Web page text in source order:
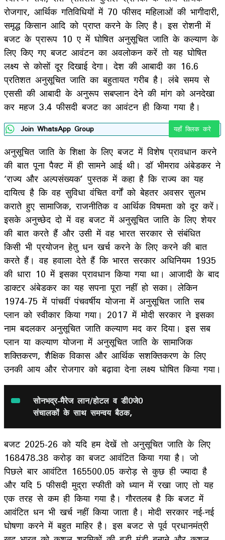
रोजगार, आर्थिक गतिविधियों में 70 फीसद महिलाओं की भागीदारी,
समृद्ध किसान आदि को प्राप्त करने के लिए है। इस रोशनी में
बजट के प्रारूप 10 ए में घोषित अनुसूचित जाति के कल्याण के
लिए किए गए बजट आवंटन का अवलोकन करें तो यह घोषित
लक्ष्य से कोसों दूर दिखाई देगा। देश की आबादी का 16.6
प्रतिशत अनुसूचित जाति का बहुतायत गरीब है। लंबे समय से
एससी की आबादी के अनुरूप सबप्लान देने की मांग को अनदेखा
कर महज 3.4 फीसदी बजट का आवंटन ही किया गया है।
Join WhatsApp Group यहाँ क्लिक करे
अनुसूचित जाति के शिक्षा के लिए बजट में विशेष प्रावधान करने
की बात पूना पैक्ट में ही सामने आई थी। डॉ भीमराव अंबेडकर ने
‘राज्य और अल्पसंख्यक’ पुस्तक में कहा है कि राज्य का यह
दायित्व है कि वह सुविधा वंचित वर्गों को बेहतर अवसर सुलभ
कराते हुए सामाजिक, राजनीतिक व आर्थिक विषमता को दूर करें।
इसके अनुच्छेद दो में वह बजट में अनुसूचित जाति के लिए शेयर
की बात करते हैं और उसी में वह भारत सरकार से संबंधित
किसी भी प्रयोजन हेतु धन खर्च करने के लिए करने की बात
करते हैं। वह हवाला देते हैं कि भारत सरकार अधिनियम 1935
की धारा 10 में इसका प्रावधान किया गया था। आजादी के बाद
डाक्टर अंबेडकर का यह सपना पूरा नहीं हो सका। लेकिन
1974-75 में पांचवीं पंचवर्षीय योजना में अनुसूचित जाति सब
प्लान को स्वीकार किया गया। 2017 में मोदी सरकार ने इसका
नाम बदलकर अनुसूचित जाति कल्याण मद कर दिया। इस सब
प्लान या कल्याण योजना में अनुसूचित जाति के सामाजिक
शक्तिकरण, शैक्षिक विकास और आर्थिक सशक्तिकरण के लिए
उनकी आय और रोजगार को बढ़ावा देना लक्ष्य घोषित किया गया।
सोनभद्र-मैरेज लान/होटल व डी0जे0
संचालकों के साथ समन्वय बैठक,
बजट 2025-26 को यदि हम देखें तो अनुसूचित जाति के लिए
168478.38 करोड़ का बजट आवंटित किया गया है। जो
पिछले बार आवंटित 165500.05 करोड़ से कुछ ही ज्यादा है
और यदि 5 फीसदी मुद्रा स्फीती को ध्यान में रखा जाए तो यह
एक तरह से कम ही किया गया है। गौरतलब है कि बजट में
आवंटित धन भी खर्च नहीं किया जाता है। मोदी सरकार नई-नई
घोषणा करने में बहुत माहिर है। इस बजट से पूर्व प्रधानमंत्री